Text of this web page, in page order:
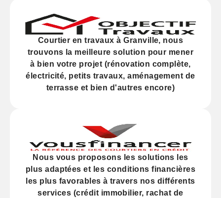
Courtier en travaux à Granville, nous
trouvons la meilleure solution pour mener
à bien votre projet (rénovation complète,
électricité, petits travaux, aménagement de
terrasse et bien d'autres encore)
Nous vous proposons les solutions les
plus adaptées et les conditions financières
les plus favorables à travers nos différents
services (crédit immobilier, rachat de